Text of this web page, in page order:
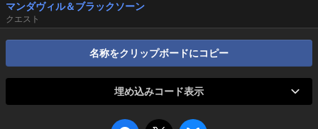
マンダヴィル＆ブラックソーン
クエスト
名称をクリップボードにコピー
埋め込みコード表示